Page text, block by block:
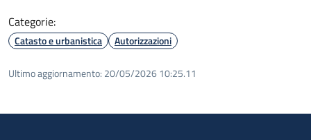
Categorie:
Catasto e urbanistica Autorizzazioni
Ultimo aggiornamento: 20/05/2026 10:25.11